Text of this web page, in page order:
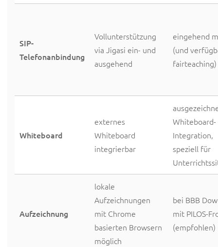
SIP-
Telefonanbindung
Vollunterstützung
via Jigasi ein- und
ausgehend
eingehend
(und
fairteaching)
Whiteboard
externes
Whiteboard
integrierbar
Whiteboard-
Integration,
speziell für
Aufzeichnung
lokale
Aufzeichnungen
mit Chrome
basierten Browsern
möglich
bei BBB
mit PILOS-
(empfohlen)